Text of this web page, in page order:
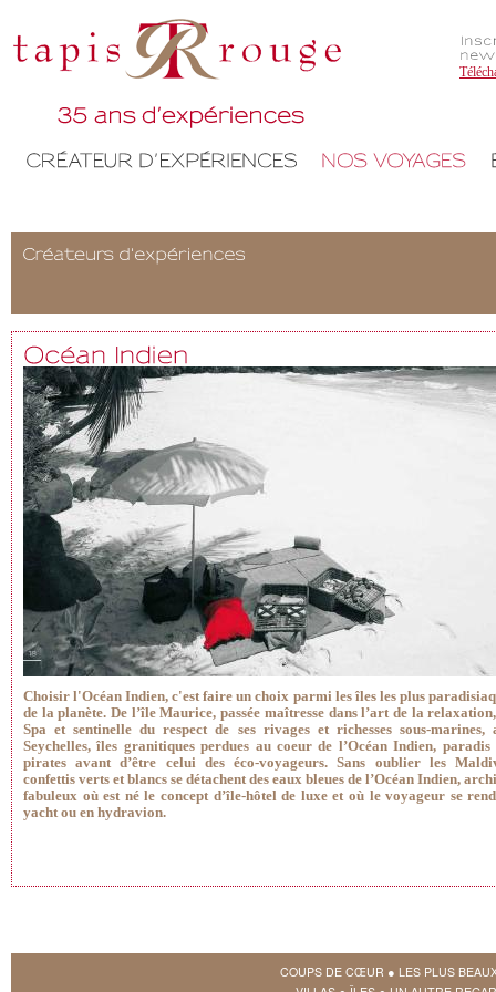
Choisir l'Océan Indien, c'est faire un choix parmi les îles les plus
de la planète. De l’île Maurice, passée maîtresse dans l’art de la
Spa et sentinelle du respect de ses rivages et richesses sous-marines,
Seychelles, îles granitiques perdues au coeur de l’Océan Indien, paradis
pirates avant d’être celui des éco-voyageurs. Sans oublier les
confettis verts et blancs se détachent des eaux bleues de l’Océan Indien,
fabuleux où est né le concept d’île-hôtel de luxe et où le voyageur se
yacht ou en hydravion.
COUPS DE CŒUR ● LES PLUS